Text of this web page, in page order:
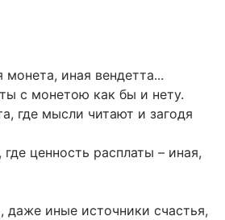
монета, иная вендетта...
с монетою как бы и нету.
где мысли читают и загодя
ценность расплаты – иная,
даже иные источники счастья,